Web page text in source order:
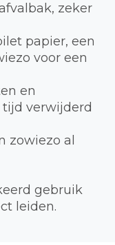
zeker
papier, een
voor een
en
verwijderd
zowiezo al
gebruik
leiden.